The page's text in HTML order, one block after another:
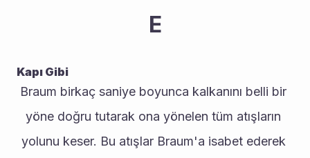
E
Kapı Gibi
Braum birkaç saniye boyunca kalkanını belli bir
yöne doğru tutarak ona yönelen tüm atışların
yolunu keser. Bu atışlar Braum'a isabet ederek